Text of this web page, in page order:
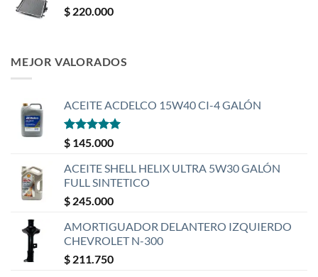
$ 220.000
MEJOR VALORADOS
ACEITE ACDELCO 15W40 CI-4 GALÓN
Valorado
con
$ 145.000
ACEITE SHELL HELIX ULTRA 5W30 GALÓN
FULL SINTETICO
$ 245.000
AMORTIGUADOR DELANTERO IZQUIERDO
CHEVROLET N-300
$ 211.750